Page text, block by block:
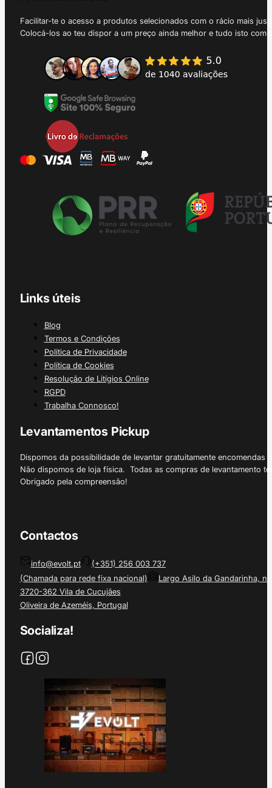
Facilitar-te o acesso a produtos selecionados com o rácio mais
Colocá-los ao teu dispor a um preço ainda melhor e tudo isto
Links úteis
Blog
Termos e Condições
Política de Privacidade
Política de Cookies
Resolução de Litígios Online
RGPD
Trabalha Connosco!
Levantamentos Pickup
Dispomos da possibilidade de levantar gratuitamente
Não dispomos de loja física. Todas as compras de levantamento
Obrigado pela compreensão!
Contactos
info@evolt.pt
(+351) 256 003 737
(Chamada para rede fixa nacional)
Largo Asilo da Gandarinha, nº
3720-362 Vila de Cucujães
Oliveira de Azeméis, Portugal
Socializa!